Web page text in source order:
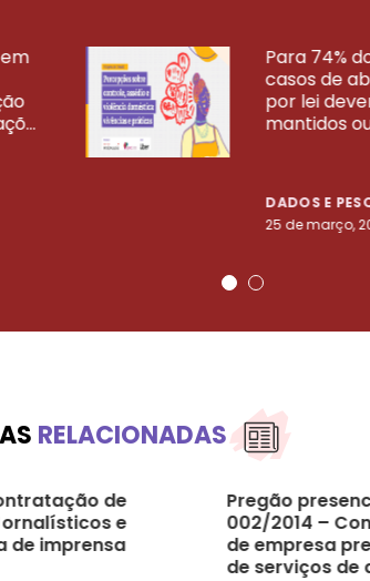
Para 74%
casos de
por lei
mantidos
DADOS E
25 de março,
VEJA MAIS PESQUISAS
RELACIONADAS
de
e
de imprensa
Pregão
002/2014 –
de empresa
de serviços de